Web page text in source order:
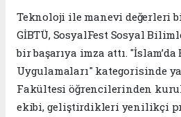
Teknoloji ile manevi değerleri
GİBTÜ, SosyalFest Sosyal
bir başarıya imza attı.
Uygulamaları" kategorisinde
Fakültesi öğrencilerinden
ekibi, geliştirdikleri yenilikçi